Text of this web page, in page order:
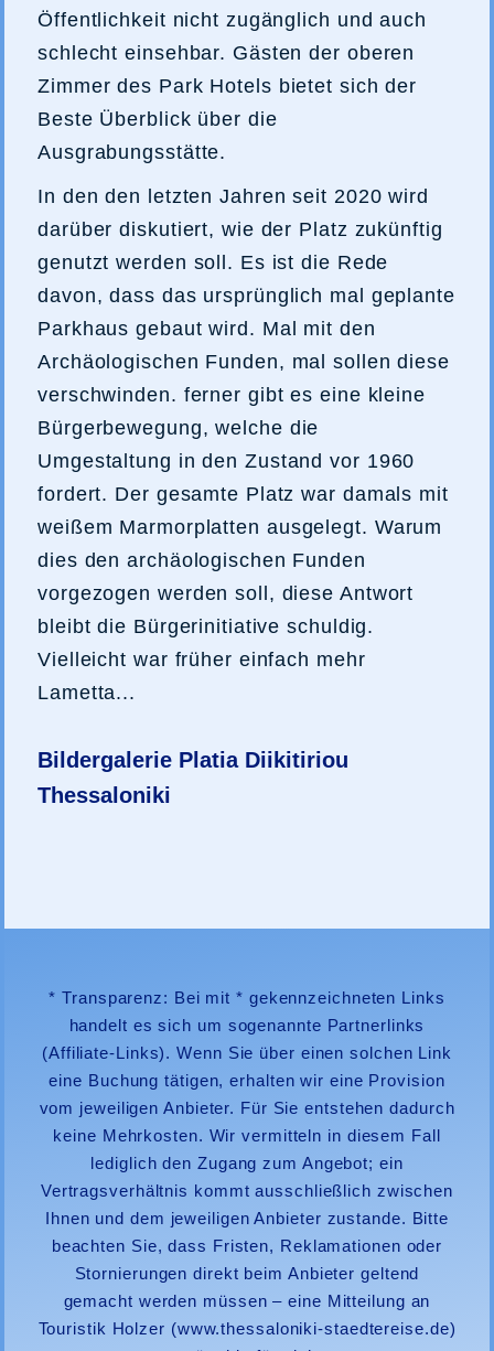
Öffentlichkeit nicht zugänglich und auch
schlecht einsehbar. Gästen der oberen
Zimmer des Park Hotels bietet sich der
Beste Überblick über die
Ausgrabungsstätte.
In den den letzten Jahren seit 2020 wird
darüber diskutiert, wie der Platz zukünftig
genutzt werden soll. Es ist die Rede
davon, dass das ursprünglich mal geplante
Parkhaus gebaut wird. Mal mit den
Archäologischen Funden, mal sollen diese
verschwinden. ferner gibt es eine kleine
Bürgerbewegung, welche die
Umgestaltung in den Zustand vor 1960
fordert. Der gesamte Platz war damals mit
weißem Marmorplatten ausgelegt. Warum
dies den archäologischen Funden
vorgezogen werden soll, diese Antwort
bleibt die Bürgerinitiative schuldig.
Vielleicht war früher einfach mehr
Lametta...
Bildergalerie Platia Diikitiriou
Thessaloniki
* Transparenz: Bei mit * gekennzeichneten Links
handelt es sich um sogenannte Partnerlinks
(Affiliate-Links). Wenn Sie über einen solchen Link
eine Buchung tätigen, erhalten wir eine Provision
vom jeweiligen Anbieter. Für Sie entstehen dadurch
keine Mehrkosten. Wir vermitteln in diesem Fall
lediglich den Zugang zum Angebot; ein
Vertragsverhältnis kommt ausschließlich zwischen
Ihnen und dem jeweiligen Anbieter zustande. Bitte
beachten Sie, dass Fristen, Reklamationen oder
Stornierungen direkt beim Anbieter geltend
gemacht werden müssen – eine Mitteilung an
Touristik Holzer (www.thessaloniki-staedtereise.de)